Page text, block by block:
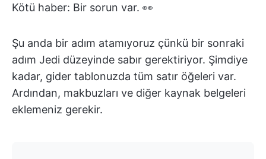
Kötü haber: Bir sorun var. 👀
Şu anda bir adım atamıyoruz çünkü bir sonraki
adım Jedi düzeyinde sabır gerektiriyor. Şimdiye
kadar, gider tablonuzda tüm satır öğeleri var.
Ardından, makbuzları ve diğer kaynak belgeleri
eklemeniz gerekir.